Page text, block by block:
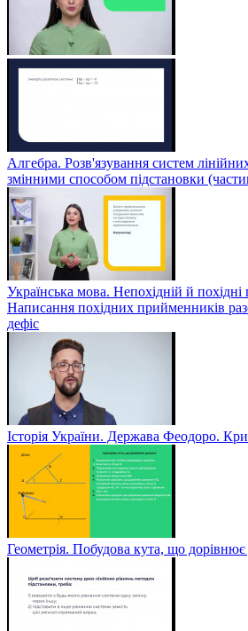
Алгебра. Розв'язування систем
змінними способом підстановки
Українська мова. Непохідній й
Написання похідних прийменників
дефіс
Історія України. Держава Феодоро.
Геометрія. Побудова кута, що